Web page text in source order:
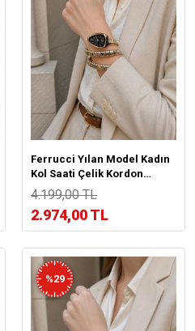
Ferrucci Yılan Model Kadın
Kol Saati Çelik Kordon
Kararma Renk Atma
Yapmaz VS.BLKT.1052
4.199,00 TL
2.974,00 TL
%29